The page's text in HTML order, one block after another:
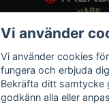
Vi använder
Vi använder cookies
fungera och erbjuda
Bekräfta ditt samtycke
godkänn alla eller